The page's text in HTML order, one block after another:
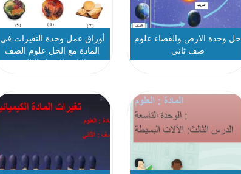
حل وحدة الارض والفضاء علوم
صف ثاني
أوراق عمل وحدة التغيرات في
المادة مع الحل علوم الصف
الثاني الفصل الثالث